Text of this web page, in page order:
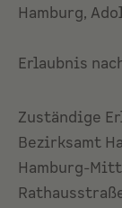
Hamburg,
Erlaubnis
Zuständige
Bezirksamt
Hamburg-